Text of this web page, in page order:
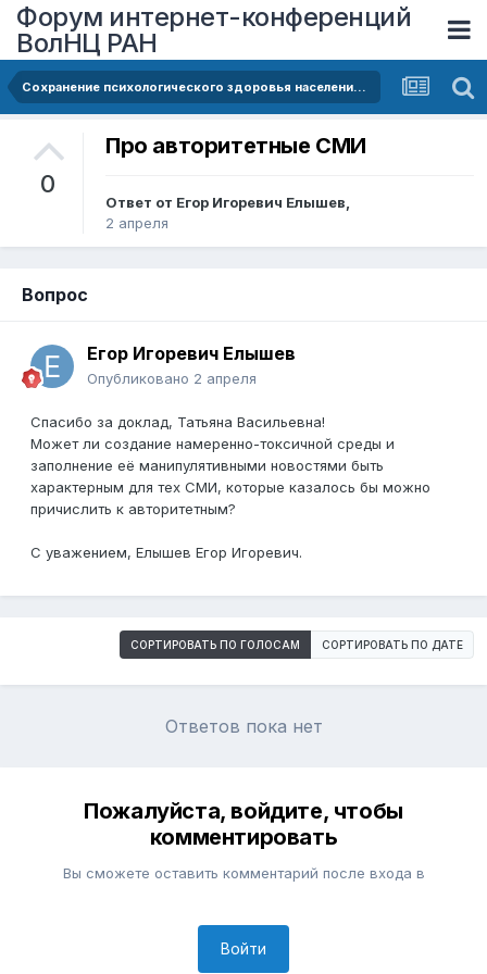
Форум интернет-конференций
ВолНЦ РАН
Сохранение психологического здоровья населения в условиях переизбытка негативной информации
0
Про авторитетные СМИ
Ответ от Егор Игоревич Елышев,
2 апреля
Вопрос
Егор Игоревич Елышев
Опубликовано 2 апреля
Спасибо за доклад, Татьяна Васильевна!
Может ли создание намеренно-токсичной среды и
заполнение её манипулятивными новостями быть
характерным для тех СМИ, которые казалось бы можно
причислить к авторитетным?
С уважением, Елышев Егор Игоревич.
СОРТИРОВАТЬ ПО ГОЛОСАМ СОРТИРОВАТЬ ПО ДАТЕ
Ответов пока нет
Пожалуйста, войдите, чтобы
комментировать
Вы сможете оставить комментарий после входа в
Войти